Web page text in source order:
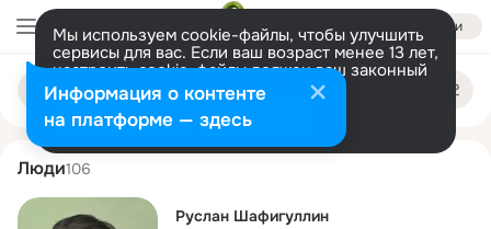
Войти
Мы используем cookie-файлы, чтобы улучшить
сервисы для вас. Если ваш возраст менее 13 лет,
настроить cookie-файлы должен ваш законный
представитель. Больше информации
Разрешить все Настроить
Поиск
людям
ruslan shafigullin
Люди106
Руслан Шафигуллин
Информация о контенте
на платформе — здесь